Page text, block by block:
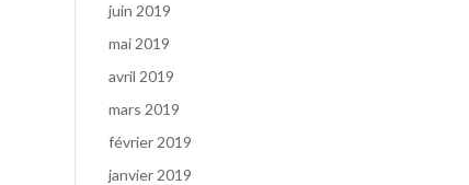
juin 2019
mai 2019
avril 2019
mars 2019
février 2019
janvier 2019